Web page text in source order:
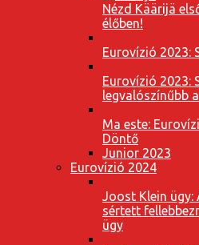
Nézd Käärijä
élőben!
Eurovízió 2023:
Eurovízió 2023:
legvalószínűbb
Ma este:
Döntő
Junior 2023
Eurovízió 2024
Joost Klein ügy:
sértett
ügy